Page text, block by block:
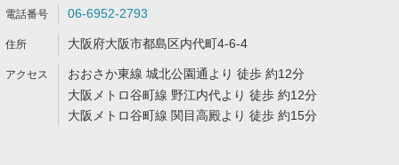
06-6952-2793
大阪府大阪市都島区内代町4-6-4
おおさか東線 城北公園通より 徒歩 約12分
大阪メトロ谷町線 野江内代より 徒歩 約12分
大阪メトロ谷町線 関目高殿より 徒歩 約15分